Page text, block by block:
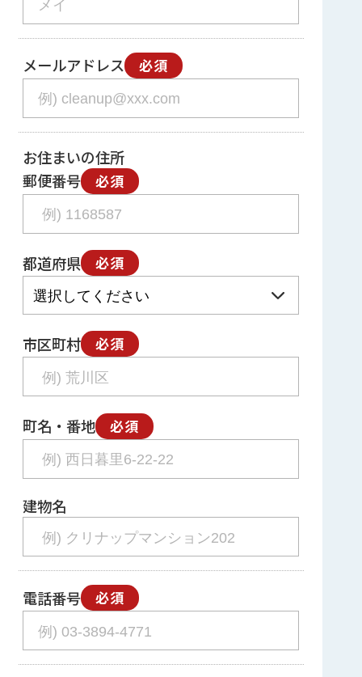
メールアドレス 必須
お住まいの住所
郵便番号
必須
都道府県 必須
市区町村 必須
町名・番地 必須
建物名
電話番号 必須